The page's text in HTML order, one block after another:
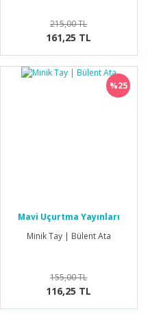
215,00 TL
161,25 TL
%25
Mavi Uçurtma Yayınları
Minik Tay | Bülent Ata
155,00 TL
116,25 TL